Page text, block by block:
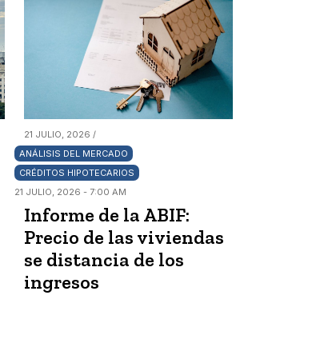
21 JULIO, 2026 /
ANÁLISIS DEL MERCADO
CRÉDITOS HIPOTECARIOS
21 JULIO, 2026 - 7:00 AM
Informe de la ABIF:
Precio de las viviendas
se distancia de los
ingresos